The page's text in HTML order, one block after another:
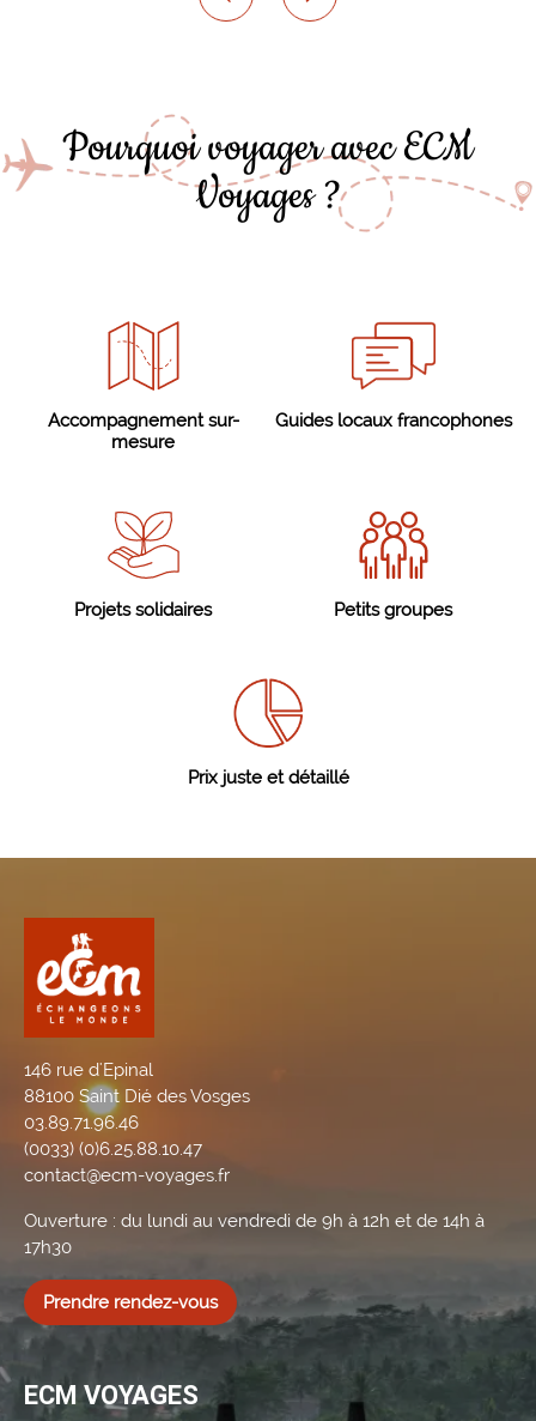
Pourquoi voyager avec ECM
Voyages ?
Accompagnement sur-
mesure
Guides locaux francophones
Projets solidaires Petits groupes
Prix juste et détaillé
146 rue d'Epinal
88100 Saint Dié des Vosges
03.89.71.96.46
(0033) (0)6.25.88.10.47
contact@ecm-voyages.fr
Ouverture : du lundi au vendredi de 9h à 12h et de 14h à
17h30
Prendre rendez-vous
ECM VOYAGES